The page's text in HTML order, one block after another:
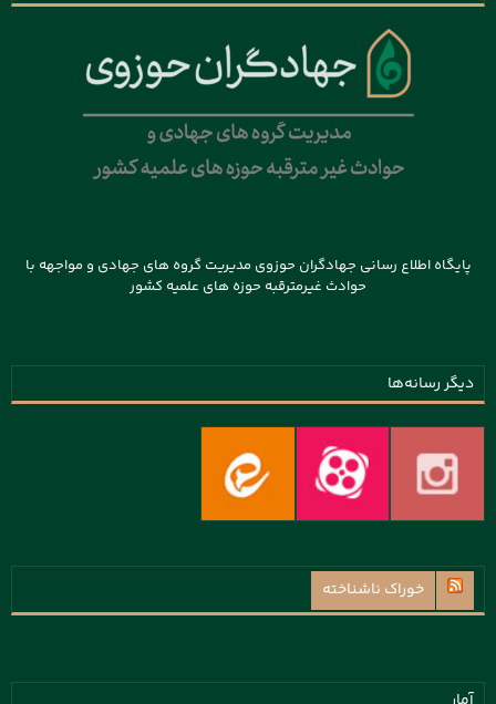
پایگاه اطلاع رسانی جهادگران حوزوی مدیریت گروه های جهادی و مواجهه با
حوادث غیرمترقبه حوزه های علمیه کشور
دیگر رسانه‌ها
خوراک ناشناخته